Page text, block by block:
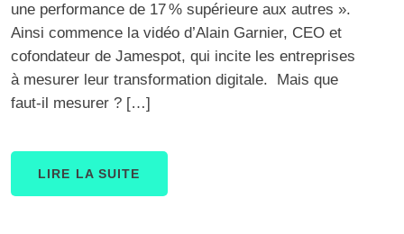
une performance de 17 % supérieure aux autres ».
Ainsi commence la vidéo d’Alain Garnier, CEO et
cofondateur de Jamespot, qui incite les entreprises
à mesurer leur transformation digitale. Mais que
faut-il mesurer ? […]
LIRE LA SUITE